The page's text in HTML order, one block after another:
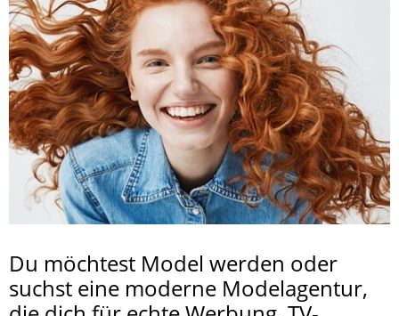
Du möchtest Model werden oder
suchst eine moderne Modelagentur,